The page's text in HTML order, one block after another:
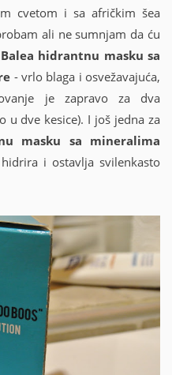
cvetom i sa afričkim šea
ali ne sumnjam da ću
Balea hidrantnu masku sa
- vrlo blaga i osvežavajuća,
je zapravo za dva
u dve kesice). I još jedna za
masku sa mineralima
i ostavlja svilenkasto